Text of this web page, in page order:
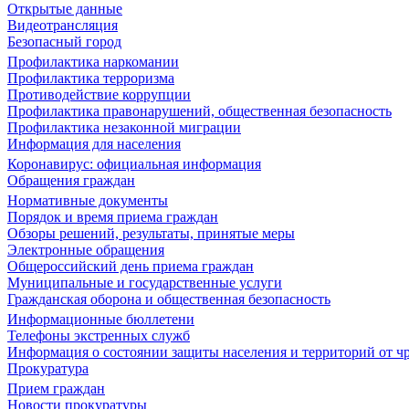
Открытые данные
Видеотрансляция
Безопасный город
Профилактика наркомании
Профилактика терроризма
Противодействие коррупции
Профилактика правонарушений, общественная безопасность
Профилактика незаконной миграции
Информация для населения
Коронавирус: официальная информация
Обращения граждан
Нормативные документы
Порядок и время приема граждан
Обзоры решений, результаты, принятые меры
Электронные обращения
Общероссийский день приема граждан
Муниципальные и государственные услуги
Гражданская оборона и общественная безопасность
Информационные бюллетени
Телефоны экстренных служб
Информация о состоянии защиты населения и территорий от
Прокуратура
Прием граждан
Новости прокуратуры